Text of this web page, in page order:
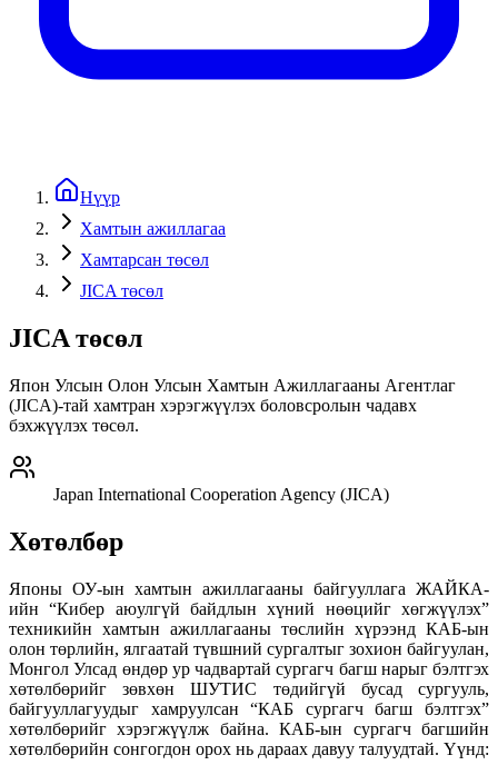
Нүүр
Хамтын ажиллагаа
Хамтарсан төсөл
JICA төсөл
JICA төсөл
Япон Улсын Олон Улсын Хамтын Ажиллагааны Агентлаг
(JICA)-тай хамтран хэрэгжүүлэх боловсролын чадавх
бэхжүүлэх төсөл.
Japan International Cooperation Agency (JICA)
Хөтөлбөр
Японы ОУ-ын хамтын ажиллагааны байгууллага ЖАЙКА-
ийн “Кибер аюулгүй байдлын хүний нөөцийг хөгжүүлэх”
техникийн хамтын ажиллагааны төслийн хүрээнд КАБ-ын
олон төрлийн, ялгаатай түвшний сургалтыг зохион байгуулан,
Монгол Улсад өндөр ур чадвартай сургагч багш нарыг бэлтгэх
хөтөлбөрийг зөвхөн ШУТИС төдийгүй бусад сургууль,
байгууллагуудыг хамруулсан “КАБ сургагч багш бэлтгэх”
хөтөлбөрийг хэрэгжүүлж байна. КАБ-ын сургагч багшийн
хөтөлбөрийн сонгогдон орох нь дараах давуу талуудтай. Үүнд: